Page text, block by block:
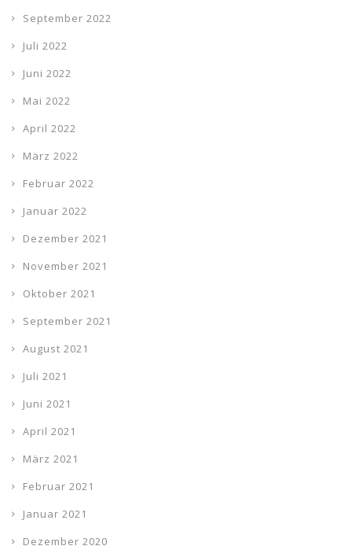
September 2022
Juli 2022
Juni 2022
Mai 2022
April 2022
März 2022
Februar 2022
Januar 2022
Dezember 2021
November 2021
Oktober 2021
September 2021
August 2021
Juli 2021
Juni 2021
April 2021
März 2021
Februar 2021
Januar 2021
Dezember 2020